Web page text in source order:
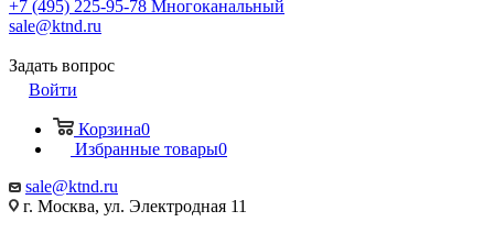
+7 (495) 225-95-78 Многоканальный
sale@ktnd.ru
Задать вопрос
Войти
Корзина0
Избранные товары0
sale@ktnd.ru
г. Москва, ул. Электродная 11